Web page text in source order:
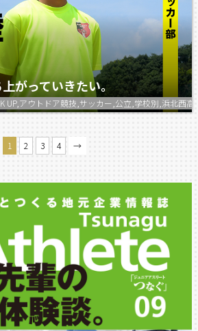
がっていきたい。
UP,アウトドア競技,サッカー,公立,学校別,浜北西高
1 2 3 4 →